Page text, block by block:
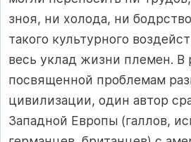
зноя, ни холода, ни
такого культурного
весь уклад жизни племен. В
посвященной проблемам
цивилизации, один автор
Западной Европы (галлов,